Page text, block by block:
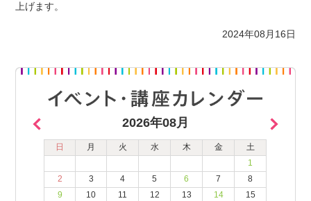
上げます。
2024年08月16日
2026年08月
日 月 火 水 木 金
土
1
2
3 4 5 6 7
8
9
10 11 12 13 14
15